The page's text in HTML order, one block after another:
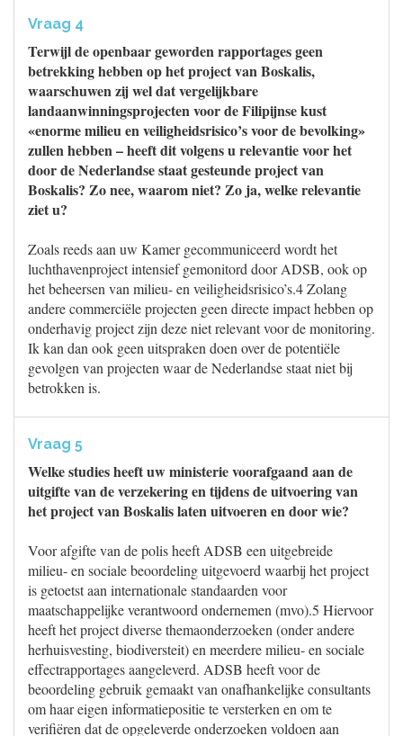
Vraag 4
Terwijl de openbaar geworden rapportages geen
betrekking hebben op het project van Boskalis,
waarschuwen zij wel dat vergelijkbare
landaanwinningsprojecten voor de Filipijnse kust
«enorme milieu en veiligheidsrisico’s voor de bevolking»
zullen hebben – heeft dit volgens u relevantie voor het
door de Nederlandse staat gesteunde project van
Boskalis? Zo nee, waarom niet? Zo ja, welke relevantie
ziet u?
Zoals reeds aan uw Kamer gecommuniceerd wordt het
luchthavenproject intensief gemonitord door ADSB, ook op
het beheersen van milieu- en veiligheidsrisico’s.4 Zolang
andere commerciële projecten geen directe impact hebben op
onderhavig project zijn deze niet relevant voor de monitoring.
Ik kan dan ook geen uitspraken doen over de potentiële
gevolgen van projecten waar de Nederlandse staat niet bij
betrokken is.
Vraag 5
Welke studies heeft uw ministerie voorafgaand aan de
uitgifte van de verzekering en tijdens de uitvoering van
het project van Boskalis laten uitvoeren en door wie?
Voor afgifte van de polis heeft ADSB een uitgebreide
milieu- en sociale beoordeling uitgevoerd waarbij het project
is getoetst aan internationale standaarden voor
maatschappelijke verantwoord ondernemen (mvo).5 Hiervoor
heeft het project diverse themaonderzoeken (onder andere
herhuisvesting, biodiversteit) en meerdere milieu- en sociale
effectrapportages aangeleverd. ADSB heeft voor de
beoordeling gebruik gemaakt van onafhankelijke consultants
om haar eigen informatiepositie te versterken en om te
verifiëren dat de opgeleverde onderzoeken voldoen aan